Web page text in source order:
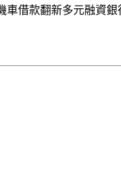
車借款翻新多元融資